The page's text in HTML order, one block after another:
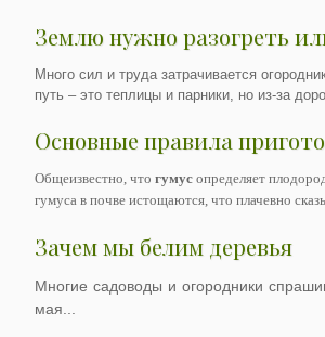
Землю нужно разогреть
Много сил и труда затрачивается
путь – это теплицы и парники, но из-за
Основные правила
Общеизвестно, чтогумус определяет
гумуса в почве истощаются, что плачевно
Зачем мы белим деревья
Многие садоводы и огородники
мая...